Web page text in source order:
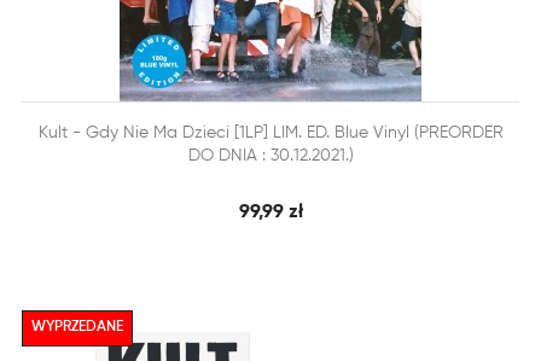
DODAJ DO KOSZYKA SZYBKI PODGLĄD
Kult - Gdy Nie Ma Dzieci [1LP] LIM. ED. Blue Vinyl (PREORDER
DO DNIA : 30.12.2021.)
99,99 zł
WYPRZEDANE